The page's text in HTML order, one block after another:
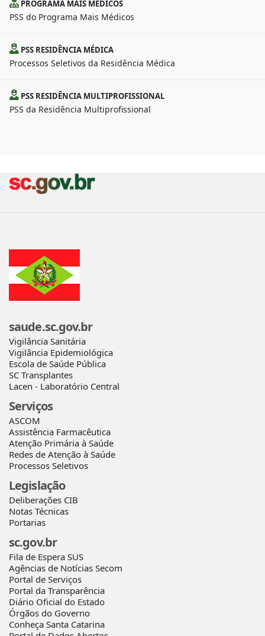
PROGRAMA MAIS MÉDICOS
PSS do Programa Mais Médicos
PSS RESIDÊNCIA MÉDICA
Processos Seletivos da Residência Médica
PSS RESIDÊNCIA MULTIPROFISSIONAL
PSS da Residência Multiprofissional
saude.sc.gov.br
Vigilância Sanitária
Vigilância Epidemiológica
Escola de Saúde Pública
SC Transplantes
Lacen - Laboratório Central
Serviços
ASCOM
Assistência Farmacêutica
Atenção Primária à Saúde
Redes de Atenção à Saúde
Processos Seletivos
Legislação
Deliberações CIB
Notas Técnicas
Portarias
sc.gov.br
Fila de Espera SUS
Agências de Notícias Secom
Portal de Serviços
Portal da Transparência
Diário Oficial do Estado
Órgãos do Governo
Conheça Santa Catarina